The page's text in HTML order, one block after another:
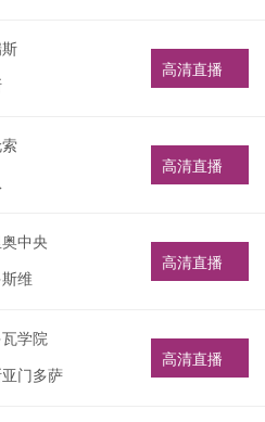
高清直播
高清直播
中央
维
高清直播
学院
门多萨
高清直播